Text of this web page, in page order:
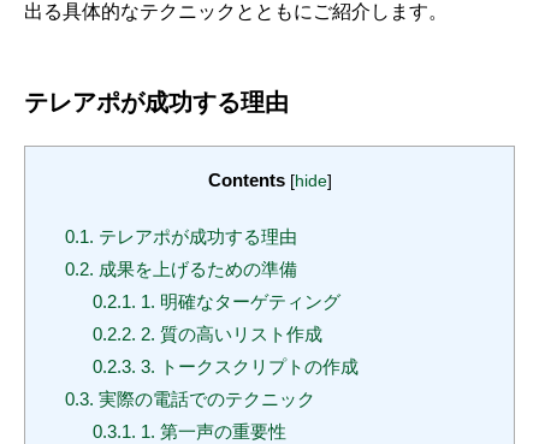
出る具体的なテクニックとともにご紹介します。
テレアポが成功する理由
Contents [hide]
0.1. テレアポが成功する理由
0.2. 成果を上げるための準備
0.2.1. 1. 明確なターゲティング
0.2.2. 2. 質の高いリスト作成
0.2.3. 3. トークスクリプトの作成
0.3. 実際の電話でのテクニック
0.3.1. 1. 第一声の重要性